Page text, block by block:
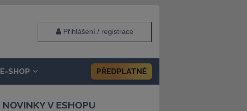
Přihlášení / registrace
E-SHOP PŘEDPLATNÉ
NOVINKY V ESHOPU